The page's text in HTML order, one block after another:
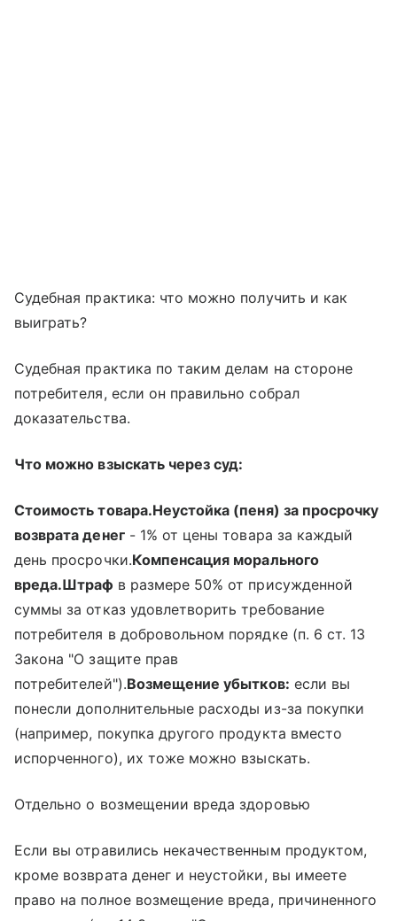
Судебная практика: что можно получить и как
выиграть?
Судебная практика по таким делам на стороне
потребителя, если он правильно собрал
доказательства.
Что можно взыскать через суд:
Стоимость товара.Неустойка (пеня) за просрочку
возврата денег- 1% от цены товара за каждый
день просрочки.Компенсация морального
вреда.Штраф в размере 50% от присужденной
суммы за отказ удовлетворить требование
потребителя в добровольном порядке (п. 6 ст. 13
Закона "О защите прав
потребителей").Возмещение убытков: если вы
понесли дополнительные расходы из-за покупки
(например, покупка другого продукта вместо
испорченного), их тоже можно взыскать.
Отдельно о возмещении вреда здоровью
Если вы отравились некачественным продуктом,
кроме возврата денег и неустойки, вы имеете
право на полное возмещение вреда, причиненного